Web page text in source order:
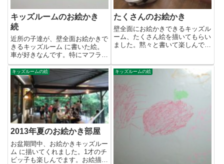
キッズルームのお絵かき
続
近所の子達が、壁全面お絵かきで
きるキッズルーム に書いた絵。
車が好きなんです。特にマフラー
から出る排気ガス？音？がいい
よ...
たくさんのお絵かき
壁全面にお絵かきできるキッズル
ーム、たくさん絵を描いてもらい
ました。黙々と書いて楽しんでる
キッズルームの絵
2013年夏のお絵かき部屋
お盆期間中、お絵かきキッズルー
ム に描いてくれました。1才のチ
ビッ子も楽しんでます。お絵描き
キッズルームの絵